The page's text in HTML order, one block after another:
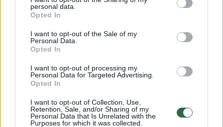
personal data.
Opted In
I want to opt-out of the Sale of my
Personal Data.
Opted In
I want to opt-out of processing my
Personal Data for Targeted Advertising.
Opted In
I want to opt-out of Collection, Use,
Retention, Sale, and/or Sharing of my
Personal Data that Is Unrelated with the
Purposes for which it was collected.
00:00:30
Vaizdai iš tragiškos avarijos Vilniaus r.: dviejų moterų ir
Žinios | Lietuvos diena
00:00:59
Nufilmavo, kaip patvino Vilniaus Vakarinis aplinkkelis:
vaizdas pribloškia
Žinios | Lietuvos diena